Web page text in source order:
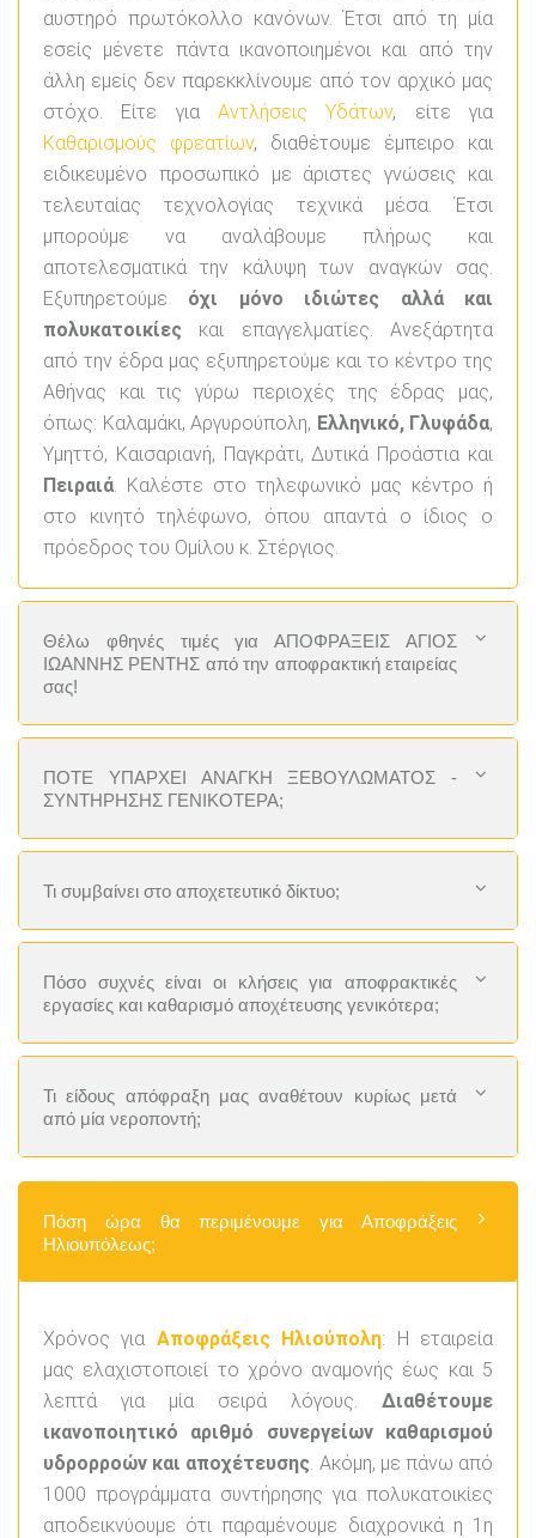
αυστηρό πρωτόκολλο κανόνων. Έτσι από τη μία
εσείς μένετε πάντα ικανοποιημένοι και από την
άλλη εμείς δεν παρεκκλίνουμε από τον αρχικό μας
στόχο. Είτε για Αντλήσεις Υδάτων, είτε για
Καθαρισμούς φρεατίων, διαθέτουμε έμπειρο και
ειδικευμένο προσωπικό με άριστες γνώσεις και
τελευταίας τεχνολογίας τεχνικά μέσα. Έτσι
μπορούμε να αναλάβουμε πλήρως και
αποτελεσματικά την κάλυψη των αναγκών σας.
Εξυπηρετούμε όχι μόνο ιδιώτες αλλά και
πολυκατοικίες και επαγγελματίες. Ανεξάρτητα
από την έδρα μας εξυπηρετούμε και το κέντρο της
Αθήνας και τις γύρω περιοχές της έδρας μας,
όπως: Καλαμάκι, Αργυρούπολη, Ελληνικό, Γλυφάδα,
Υμηττό, Καισαριανή, Παγκράτι, Δυτικά Προάστια και
Πειραιά . Καλέστε στο τηλεφωνικό μας κέντρο ή
στο κινητό τηλέφωνο, όπου απαντά ο ίδιος ο
πρόεδρος του Ομίλου κ. Στέργιος.
Θέλω φθηνές τιμές για ΑΠΟΦΡΑΞΕΙΣ ΑΓΙΟΣ
ΙΩΑΝΝΗΣ ΡΕΝΤΗΣ από την αποφρακτική εταιρείας
σας!
ΠΟΤΕ ΥΠΑΡΧΕΙ ΑΝΑΓΚΗ ΞΕΒΟΥΛΩΜΑΤΟΣ -
ΣΥΝΤΗΡΗΣΗΣ ΓΕΝΙΚΟΤΕΡΑ;
Τι συμβαίνει στο αποχετευτικό δίκτυο;
Πόσο συχνές είναι οι κλήσεις για αποφρακτικές
εργασίες και καθαρισμό αποχέτευσης γενικότερα;
Τι είδους απόφραξη μας αναθέτουν κυρίως μετά
από μία νεροποντή;
Πόση ώρα θα περιμένουμε για Αποφράξεις
Ηλιουπόλεως;
Χρόνος για Αποφράξεις Ηλιούπολη: Η εταιρεία
μας ελαχιστοποιεί το χρόνο αναμονής έως και 5
λεπτά για μία σειρά λόγους. Διαθέτουμε
ικανοποιητικό αριθμό συνεργείων καθαρισμού
υδρορροών και αποχέτευσης . Ακόμη, με πάνω από
1000 προγράμματα συντήρησης για πολυκατοικίες
αποδεικνύουμε ότι παραμένουμε διαχρονικά η 1η